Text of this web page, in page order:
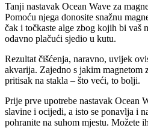
Tanji nastavak Ocean Wave za
Pomoću njega donosite snažnu
čak i točkaste alge zbog kojih bi vaš
odavno plačući sjedio u kutu.
Rezultat čišćenja, naravno, uvijek
akvarija. Zajedno s jakim magnetom
pritisak na stakla – što veći, to bolji.
Prije prve upotrebe nastavak Ocean
slavine i ocijedi, a isto se ponavlja i
pohranite na suhom mjestu. Možete